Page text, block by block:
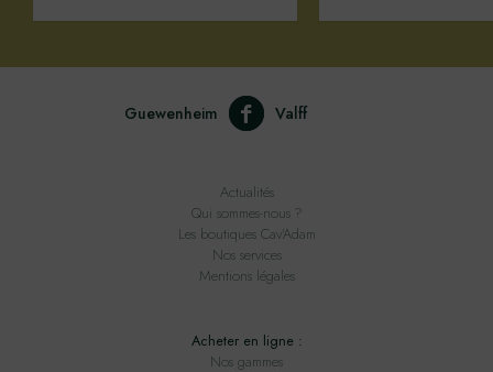
Guewenheim Valff
Actualités
Qui sommes-nous ?
Les boutiques Cav'Adam
Nos services
Mentions légales
Acheter en ligne :
Nos gammes